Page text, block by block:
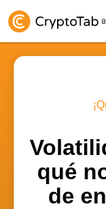
qué
de